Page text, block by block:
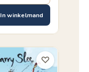
In winkelmand
♡